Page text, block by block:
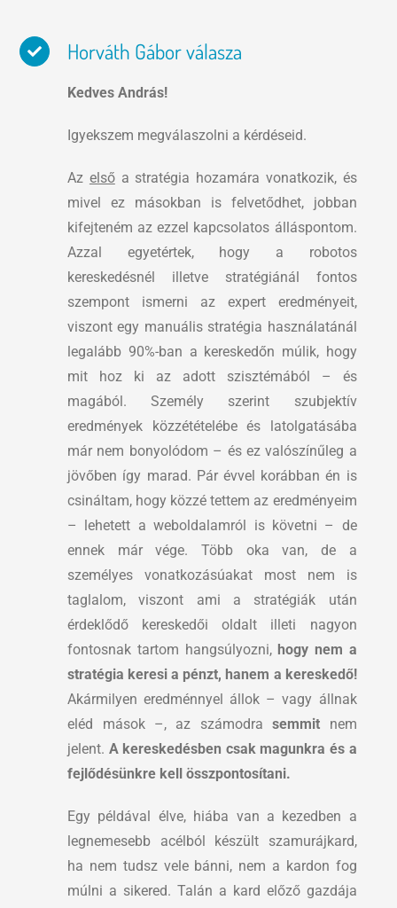
Horváth Gábor válasza
Kedves András!
Igyekszem megválaszolni a kérdéseid.
Az elsőa stratégia hozamára vonatkozik, és
mivel ez másokban is felvetődhet, jobban
kifejteném az ezzel kapcsolatos álláspontom.
Azzal egyetértek, hogy a robotos
kereskedésnél illetve stratégiánál fontos
szempont ismerni az expert eredményeit,
viszont egy manuális stratégia használatánál
legalább 90%-ban a kereskedőn múlik, hogy
mit hoz ki az adott szisztémából – és
magából. Személy szerint szubjektív
eredmények közzétételébe és latolgatásába
már nem bonyolódom – és ez valószínűleg a
jövőben így marad. Pár évvel korábban én is
csináltam, hogy közzé tettem az eredményeim
– lehetett a weboldalamról is követni – de
ennek már vége. Több oka van, de a
személyes vonatkozásúakat most nem is
taglalom, viszont ami a stratégiák után
érdeklődő kereskedői oldalt illeti nagyon
fontosnak tartom hangsúlyozni, hogy nem a
stratégia keresi a pénzt, hanem a kereskedő!
Akármilyen eredménnyel állok – vagy állnak
eléd mások –, az számodrasemmit nem
jelent. A kereskedésben csak magunkra és a
fejlődésünkre kell összpontosítani.
Egy példával élve, hiába van a kezedben a
legnemesebb acélból készült szamurájkard,
ha nem tudsz vele bánni, nem a kardon fog
múlni a sikered. Talán a kard előző gazdája